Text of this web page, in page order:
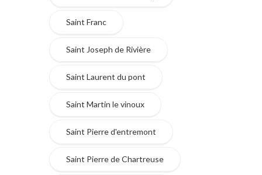
Saint Franc
Saint Joseph de Rivière
Saint Laurent du pont
Saint Martin le vinoux
Saint Pierre d'entremont
Saint Pierre de Chartreuse